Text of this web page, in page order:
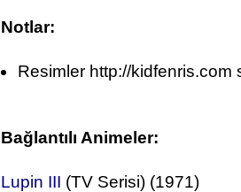
Notlar:
Resimler http://kidfenris.com
Bağlantılı Animeler:
Lupin III (TV Serisi) (1971)